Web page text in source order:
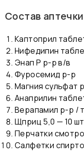
Состав аптечки
Каптоприл
Нифедипин
Энап Р р-р в/в
Фуросемид р-р
Магния сульфат
Анаприлин
Верапамил р-р /
Щприц 5,0 — 10 шт
Перчатки
Салфетки